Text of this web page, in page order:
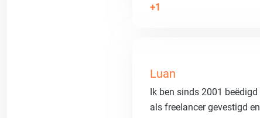
+1
Luan
Ik ben sinds 2001
als freelancer gevestigd